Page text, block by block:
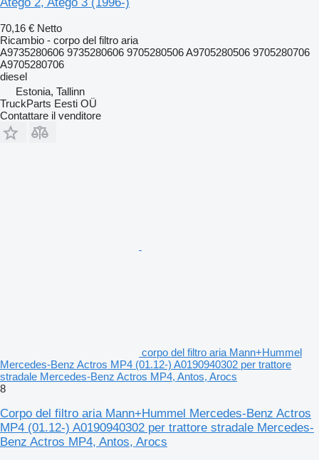
70,16 € Netto
Ricambio - corpo del filtro aria
A9735280606 9735280606 9705280506 A9705280506 9705280706
A9705280706
diesel
Estonia, Tallinn
TruckParts Eesti OÜ
Contattare il venditore
corpo del filtro aria Mann+Hummel
Mercedes-Benz Actros MP4 (01.12-) A0190940302 per trattore
stradale Mercedes-Benz Actros MP4, Antos, Arocs
8
Corpo del filtro aria Mann+Hummel Mercedes-Benz Actros
MP4 (01.12-) A0190940302 per trattore stradale Mercedes-
Benz Actros MP4, Antos, Arocs